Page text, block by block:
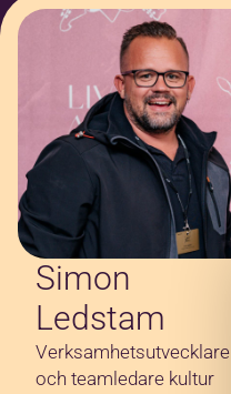
Simon
Ledstam
Verksamhetsutvecklare
och teamledare kultur